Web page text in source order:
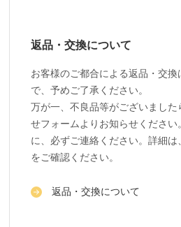
返品・交換について
お客様のご都合による返品・交
で、予めご了承ください。
万が一、不良品等がございまし
せフォームよりお知らせくださ
に、必ずご連絡ください。詳細
をご確認ください。
返品・交換について